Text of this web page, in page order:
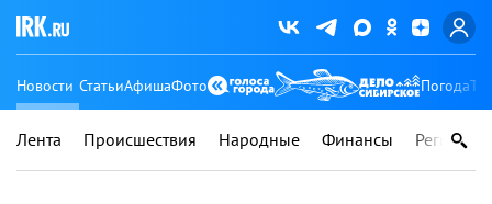
Новости СтатьиАфишаФото Погода
Лента Происшествия Народные Финансы Регионы